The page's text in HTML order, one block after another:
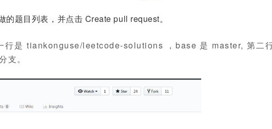
题目列表，并点击 Create pull request。
行是 tiankonguse/leetcode-solutions ，base 是 master, 第二
支。